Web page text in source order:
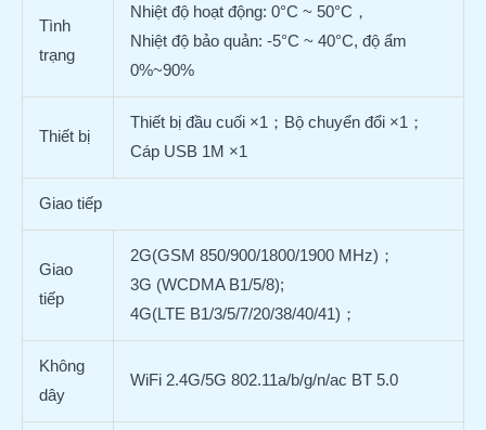
Tình
trạng
Nhiệt độ hoạt động: 0°C ~ 50°C，
Nhiệt độ bảo quản: -5°C ~ 40°C, độ ẩm
0%~90%
Thiết bị
Thiết bị đầu cuối ×1；Bộ chuyển đổi ×1；
Cáp USB 1M ×1
Giao tiếp
Giao
tiếp
2G(GSM 850/900/1800/1900 MHz)；
3G (WCDMA B1/5/8);
4G(LTE B1/3/5/7/20/38/40/41)；
Không
dây
WiFi 2.4G/5G 802.11a/b/g/n/ac BT 5.0